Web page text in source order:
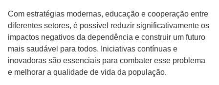
Com estratégias modernas, educação e cooperação entre
diferentes setores, é possível reduzir significativamente os
impactos negativos da dependência e construir um futuro
mais saudável para todos. Iniciativas contínuas e
inovadoras são essenciais para combater esse problema
e melhorar a qualidade de vida da população.